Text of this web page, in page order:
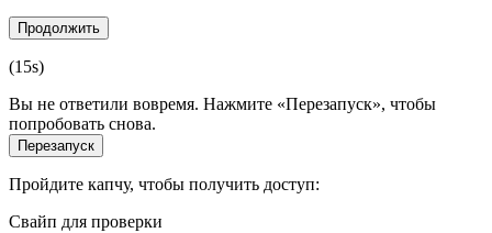
Продолжить
(15s)
Вы не ответили вовремя. Нажмите «Перезапуск», чтобы
попробовать снова.
Перезапуск
Пройдите капчу, чтобы получить доступ:
Свайп для проверки